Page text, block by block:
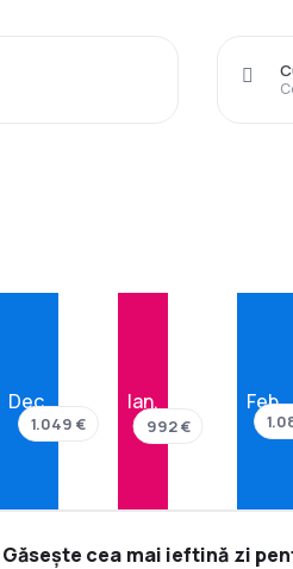
Dec.
1.049 €
Ian.
992 €
Feb.
Găsește cea mai ieftină zi